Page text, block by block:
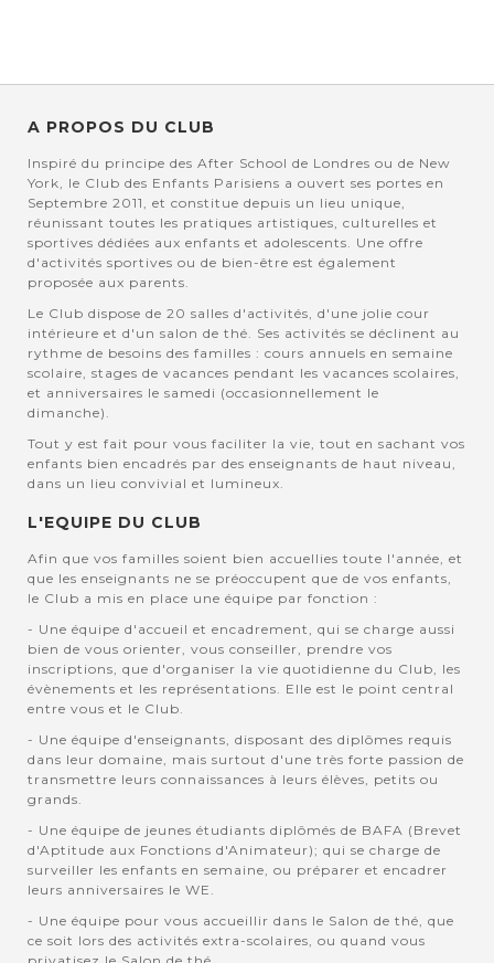
A PROPOS DU CLUB
Inspiré du principe des After School de Londres ou de New
York, le Club des Enfants Parisiens a ouvert ses portes en
Septembre 2011, et constitue depuis un lieu unique,
réunissant toutes les pratiques artistiques, culturelles et
sportives dédiées aux enfants et adolescents. Une offre
d'activités sportives ou de bien-être est également
proposée aux parents.
Le Club dispose de 20 salles d'activités, d'une jolie cour
intérieure et d'un salon de thé. Ses activités se déclinent au
rythme de besoins des familles : cours annuels en semaine
scolaire, stages de vacances pendant les vacances scolaires,
et anniversaires le samedi (occasionnellement le
dimanche).
Tout y est fait pour vous faciliter la vie, tout en sachant vos
enfants bien encadrés par des enseignants de haut niveau,
dans un lieu convivial et lumineux.
L'EQUIPE DU CLUB
Afin que vos familles soient bien accuellies toute l'année, et
que les enseignants ne se préoccupent que de vos enfants,
le Club a mis en place une équipe par fonction :
- Une équipe d'accueil et encadrement, qui se charge aussi
bien de vous orienter, vous conseiller, prendre vos
inscriptions, que d'organiser la vie quotidienne du Club, les
évènements et les représentations. Elle est le point central
entre vous et le Club.
- Une équipe d'enseignants, disposant des diplômes requis
dans leur domaine, mais surtout d'une très forte passion de
transmettre leurs connaissances à leurs élèves, petits ou
grands.
- Une équipe de jeunes étudiants diplômés de BAFA (Brevet
d'Aptitude aux Fonctions d'Animateur); qui se charge de
surveiller les enfants en semaine, ou préparer et encadrer
leurs anniversaires le WE.
- Une équipe pour vous accueillir dans le Salon de thé, que
ce soit lors des activités extra-scolaires, ou quand vous